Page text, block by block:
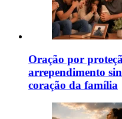
Oração por
arrependimento
coração da família